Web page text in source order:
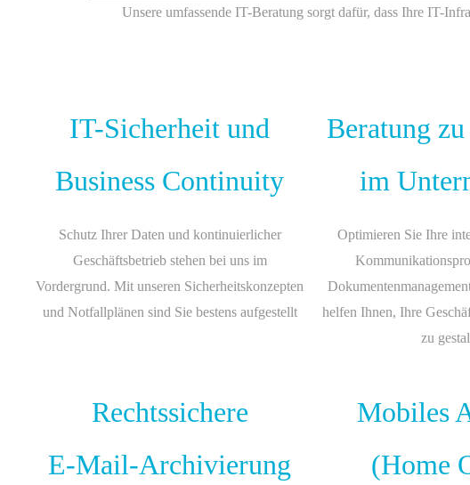
Unsere umfassende IT-Beratung sorgt dafür, dass Ihre IT-
IT-Sicherheit und
Business Continuity
Schutz Ihrer Daten und kontinuierlicher
Geschäftsbetrieb stehen bei uns im
Vordergrund. Mit unseren Sicherheitskonzepten
und Notfallplänen sind Sie bestens aufgestellt
Beratung zu
im
Optimieren Sie Ihre
helfen Ihnen, Ihre
zu
Rechtssichere
E-Mail-Archivierung
Mobiles
(Home